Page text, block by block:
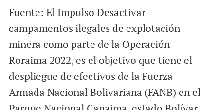
Fuente: El Impulso Desactivar
campamentos ilegales de explotación
minera como parte de la Operación
Roraima 2022, es el objetivo que tiene el
despliegue de efectivos de la Fuerza
Armada Nacional Bolivariana (FANB) en el